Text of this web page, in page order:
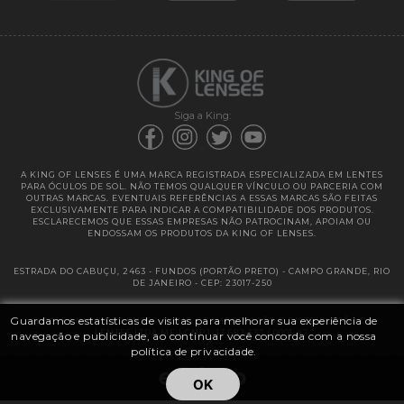
Guardamos estatísticas de visitas para melhorar sua experiência de
navegação e publicidade, ao continuar você concorda com a nossa
política de privacidade.
OK
Siga a King:
A KING OF LENSES É UMA MARCA REGISTRADA ESPECIALIZADA EM LENTES
PARA ÓCULOS DE SOL. NÃO TEMOS QUALQUER VÍNCULO OU PARCERIA COM
OUTRAS MARCAS. EVENTUAIS REFERÊNCIAS A ESSAS MARCAS SÃO FEITAS
EXCLUSIVAMENTE PARA INDICAR A COMPATIBILIDADE DOS PRODUTOS.
ESCLARECEMOS QUE ESSAS EMPRESAS NÃO PATROCINAM, APOIAM OU
ENDOSSAM OS PRODUTOS DA KING OF LENSES.
ESTRADA DO CABUÇU, 2463 - FUNDOS (PORTÃO PRETO) - CAMPO GRANDE, RIO
DE JANEIRO - CEP: 23017-250
@ 2025 | KING OF LENSES - KING OF IMPORTAÇÃO E DISTRIBUIÇÃO DE
LENTES LTDA ME | CNPJ: 13.682.533 / 0001-42